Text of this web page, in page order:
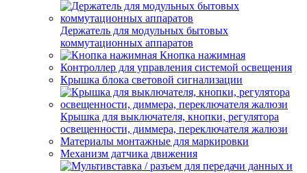
Держатель для модульных бытовых
коммутационных аппаратов
Кнопка нажимная
Контроллер для управления системой освещения
Крышка блока световой сигнализации
Крышка для выключателя, кнопки, регулятора
освещенности, диммера, переключателя жалюзи
Материалы монтажные для маркировки
Механизм датчика движения